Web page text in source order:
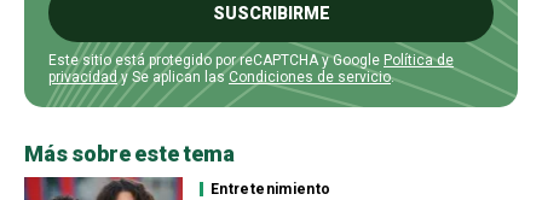
SUSCRIBIRME
Este sitio está protegido por reCAPTCHA y Google Política de
privacidad y Se aplican lasCondiciones de servicio.
Más sobre este tema
Entretenimiento